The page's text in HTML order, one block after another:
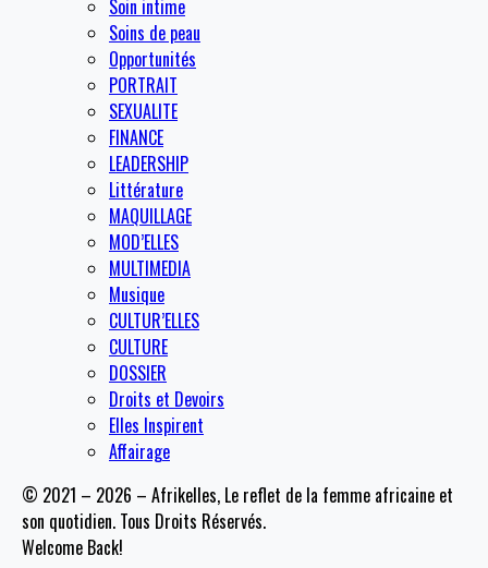
Soin intime
Soins de peau
Opportunités
PORTRAIT
SEXUALITE
FINANCE
LEADERSHIP
Littérature
MAQUILLAGE
MOD’ELLES
MULTIMEDIA
Musique
CULTUR’ELLES
CULTURE
DOSSIER
Droits et Devoirs
Elles Inspirent
Affairage
© 2021 – 2026 – Afrikelles, Le reflet de la femme africaine et
son quotidien. Tous Droits Réservés.
Welcome Back!